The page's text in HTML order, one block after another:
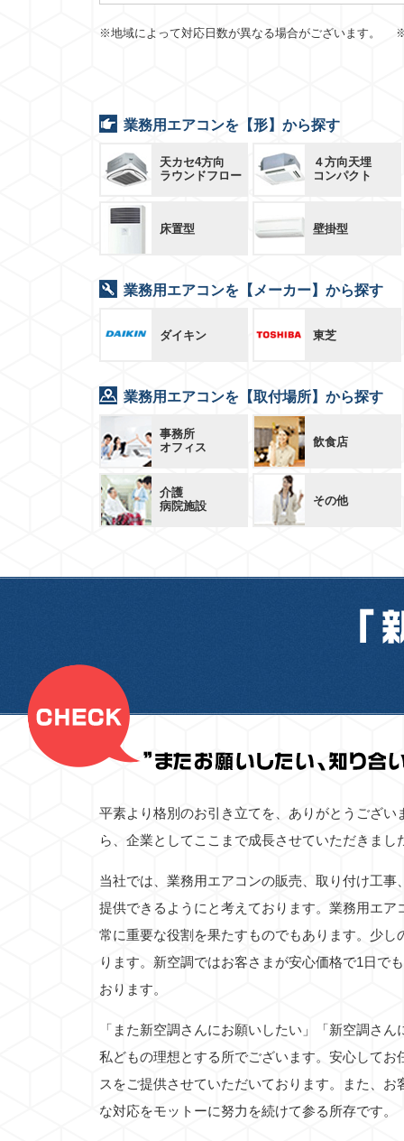
※地域によって対応日数が異なる場合がございます。
業務用エアコンを【形】から探す
天カセ4方向
ラウンドフロー
４方向天埋
コンパクト
床置型 壁掛型
業務用エアコンを【メーカー】から探す
ダイキン 東芝
業務用エアコンを【取付場所】から探す
事務所
オフィス
飲食店
介護
病院施設
その他
平素より格別のお引き立てを、ありがとうござ
ら、企業としてここまで成長させていただきまし
当社では、業務用エアコンの販売、取り付け工
提供できるようにと考えております。業務用エ
常に重要な役割を果たすものでもあります。少
ります。新空調ではお客さまが安心価格で1日で
おります。
「また新空調さんにお願いしたい」「新空調さ
私どもの理想とする所でございます。安心して
スをご提供させていただいております。また、
な対応をモットーに努力を続けて参る所存です。